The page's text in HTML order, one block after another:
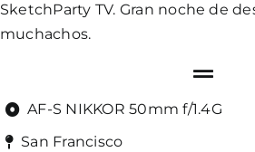
SketchParty TV. Gran noche de
muchachos.
AF-S NIKKOR 50mm f/1.4G
San Francisco